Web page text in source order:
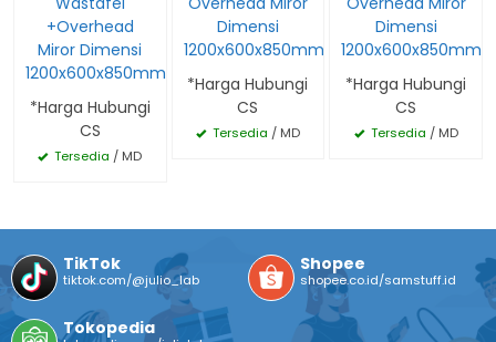
+Overhead
Miror Dimensi
1200x600x850mm
*Harga Hubungi
CS
Tersedia / MD
Dimensi
1200x600x850mm
*Harga Hubungi
CS
Tersedia / MD
Dimensi
1200x600x850mm
*Harga Hubungi
CS
Tersedia / MD
TikTok
tiktok.com/@julio_lab
Shopee
shopee.co.id/samstuff.id
Tokopedia